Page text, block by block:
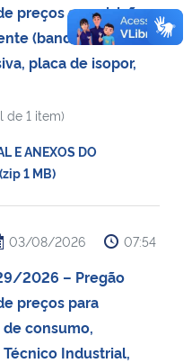
preços a aquisição
(bandeira, caixa
placa de isopor,
de 1 item)
E ANEXOS DO
1 MB)
03/08/2026 07:54
2026 – Pregão
preços para
consumo,
Industrial,